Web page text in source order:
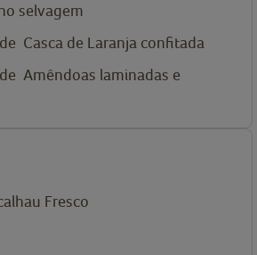
selvagem
Casca de Laranja confitada
Amêndoas laminadas e
Fresco